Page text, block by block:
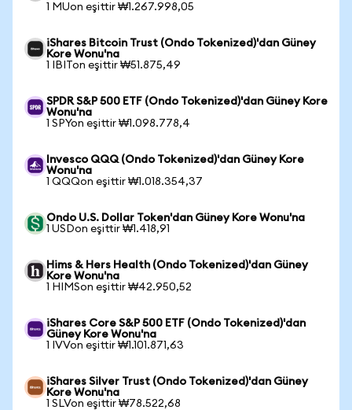
1 MUon eşittir ₩1.267.998,05
iShares Bitcoin Trust (Ondo Tokenized)'dan Güney
Kore Wonu'na
1 IBITon eşittir ₩51.875,49
SPDR S&P 500 ETF (Ondo Tokenized)'dan Güney Kore
Wonu'na
1 SPYon eşittir ₩1.098.778,4
Invesco QQQ (Ondo Tokenized)'dan Güney Kore
Wonu'na
1 QQQon eşittir ₩1.018.354,37
Ondo U.S. Dollar Token'dan Güney Kore Wonu'na
1 USDon eşittir ₩1.418,91
Hims & Hers Health (Ondo Tokenized)'dan Güney
Kore Wonu'na
1 HIMSon eşittir ₩42.950,52
iShares Core S&P 500 ETF (Ondo Tokenized)'dan
Güney Kore Wonu'na
1 IVVon eşittir ₩1.101.871,63
iShares Silver Trust (Ondo Tokenized)'dan Güney
Kore Wonu'na
1 SLVon eşittir ₩78.522,68